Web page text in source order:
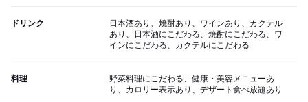
ドリンク
日本酒あり、焼酎あり、ワインあり、カクテル
あり、日本酒にこだわる、焼酎にこだわる、ワ
インにこだわる、カクテルにこだわる
料理
野菜料理にこだわる、健康・美容メニューあ
り、カロリー表示あり、デザート食べ放題あり